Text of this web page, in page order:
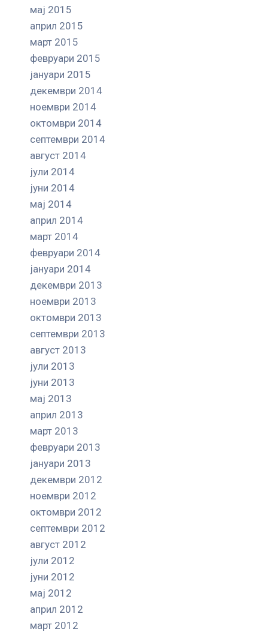
мај 2015
април 2015
март 2015
февруари 2015
јануари 2015
декември 2014
ноември 2014
октомври 2014
септември 2014
август 2014
јули 2014
јуни 2014
мај 2014
април 2014
март 2014
февруари 2014
јануари 2014
декември 2013
ноември 2013
октомври 2013
септември 2013
август 2013
јули 2013
јуни 2013
мај 2013
април 2013
март 2013
февруари 2013
јануари 2013
декември 2012
ноември 2012
октомври 2012
септември 2012
август 2012
јули 2012
јуни 2012
мај 2012
април 2012
март 2012